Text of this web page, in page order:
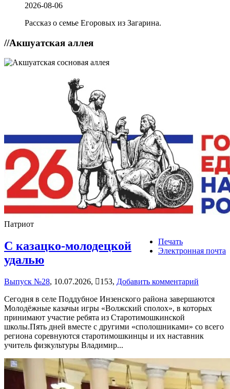
2026-08-06
Рассказ о семье Егоровых из Загарина.
//Акшуатская аллея
Патриот
Печать
Электронная почта
С казацко-молодецкой
удалью
Выпуск №28, 10.07.2026, 153, Добавить комментарий
Сегодня в селе Поддубное Инзенского района завершаются
Молодёжные казачьи игры «Волжский сполох», в которых
принимают участие ребята из Старотимошкинской
школы.Пять дней вместе с другими «сполошниками» со всего
региона соревнуются старотимошкинцы и их наставник
учитель физкультуры Владимир...